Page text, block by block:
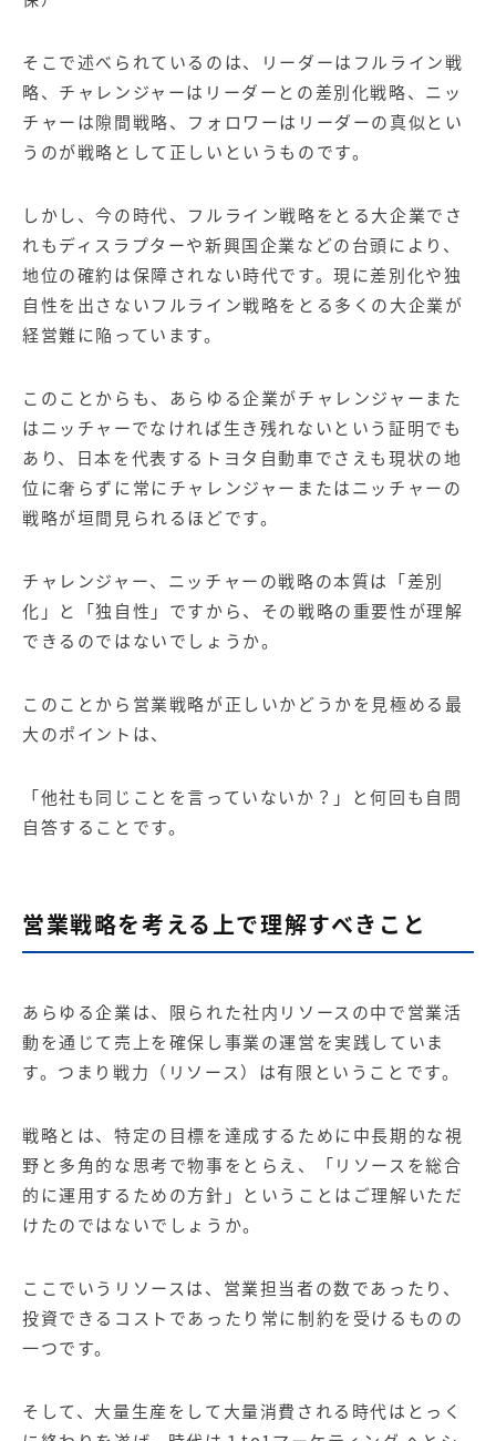
そこで述べられているのは、リーダーはフルライン戦
略、チャレンジャーはリーダーとの差別化戦略、ニッ
チャーは隙間戦略、フォロワーはリーダーの真似とい
うのが戦略として正しいというものです。
しかし、今の時代、フルライン戦略をとる大企業でさ
れもディスラプターや新興国企業などの台頭により、
地位の確約は保障されない時代です。現に差別化や独
自性を出さないフルライン戦略をとる多くの大企業が
経営難に陥っています。
このことからも、あらゆる企業がチャレンジャーまた
はニッチャーでなければ生き残れないという証明でも
あり、日本を代表するトヨタ自動車でさえも現状の地
位に奢らずに常にチャレンジャーまたはニッチャーの
戦略が垣間見られるほどです。
チャレンジャー、ニッチャーの戦略の本質は「差別
化」と「独自性」ですから、その戦略の重要性が理解
できるのではないでしょうか。
このことから営業戦略が正しいかどうかを見極める最
大のポイントは、
「他社も同じことを言っていないか？」と何回も自問
自答することです。
営業戦略を考える上で理解すべきこと
あらゆる企業は、限られた社内リソースの中で営業活
動を通じて売上を確保し事業の運営を実践していま
す。つまり戦力（リソース）は有限ということです。
戦略とは、特定の目標を達成するために中長期的な視
野と多角的な思考で物事をとらえ、「リソースを総合
的に運用するための方針」ということはご理解いただ
けたのではないでしょうか。
ここでいうリソースは、営業担当者の数であったり、
投資できるコストであったり常に制約を受けるものの
一つです。
そして、大量生産をして大量消費される時代はとっく